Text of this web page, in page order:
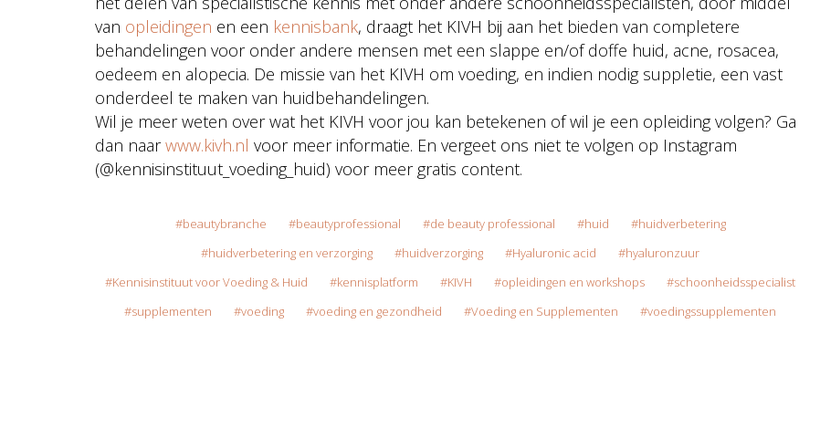
van opleidingen en een kennisbank, draagt het KIVH bij aan het bieden van completere
behandelingen voor onder andere mensen met een slappe en/of doffe huid, acne, rosacea,
oedeem en alopecia. De missie van het KIVH om voeding, en indien nodig suppletie, een vast
onderdeel te maken van huidbehandelingen.
Wil je meer weten over wat het KIVH voor jou kan betekenen of wil je een opleiding volgen? Ga
dan naarwww.kivh.nl voor meer informatie. En vergeet ons niet te volgen op Instagram
(@kennisinstituut_voeding_huid) voor meer gratis content.
beautybranche beautyprofessional de beauty professional huid
huidverbetering
huidverbetering en verzorging
huidverzorging Hyaluronic acid
hyaluronzuur
Kennisinstituut voor Voeding & Huid
kennisplatform KIVH opleidingen en workshops
schoonheidsspecialist
supplementen
voeding voeding en gezondheid Voeding en Supplementen voedingssupplementen